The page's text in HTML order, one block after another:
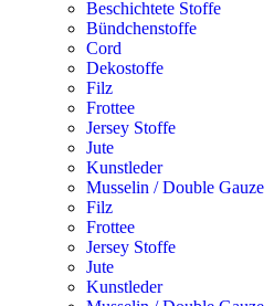
Beschichtete Stoffe
Bündchenstoffe
Cord
Dekostoffe
Filz
Frottee
Jersey Stoffe
Jute
Kunstleder
Musselin / Double Gauze
Filz
Frottee
Jersey Stoffe
Jute
Kunstleder